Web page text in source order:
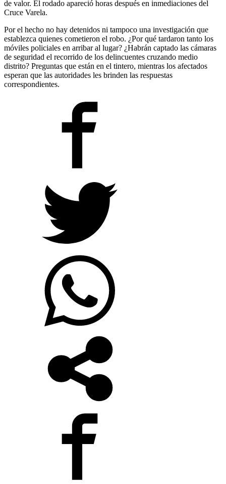
de valor. El rodado apareció horas después en inmediaciones del
Cruce Varela.
Por el hecho no hay detenidos ni tampoco una investigación que
establezca quienes cometieron el robo. ¿Por qué tardaron tanto los
móviles policiales en arribar al lugar? ¿Habrán captado las cámaras
de seguridad el recorrido de los delincuentes cruzando medio
distrito? Preguntas que están en el tintero, mientras los afectados
esperan que las autoridades les brinden las respuestas
correspondientes.